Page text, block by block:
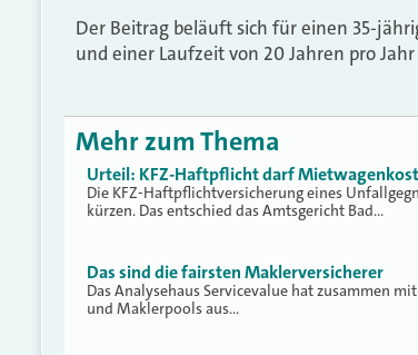
Der Beitrag beläuft sich für einen 35-
und einer Laufzeit von 20 Jahren pro
Mehr zum Thema
Urteil: KFZ-Haftpflicht darf
Die KFZ-Haftpflichtversicherung eines
kürzen. Das entschied das Amtsgericht Bad…
Das sind die fairsten Maklerversicherer
Das Analysehaus Servicevalue hat zusammen
und Maklerpools aus…